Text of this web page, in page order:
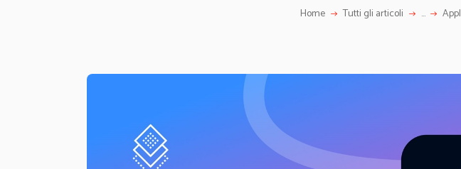
Home Tutti gli articoli ...